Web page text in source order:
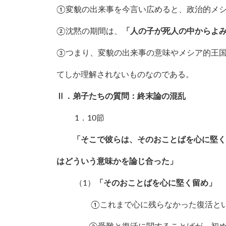
①変貌の出来事を今言い広めると、政治的メ
②沈黙の期間は、 「人の子が死人の中からよ
③つまり、変貌の出来事の意味やメシア的王
てしか理解されないものなのである。
Ⅱ．弟子たちの質問：終末論の混乱
1．10節
「そこで彼らは、そのおことばを心に堅く
はどういう意味かを論じ合った」
（1） 「そのおことばを心に堅く留め」
①これまで心に残らなかった復活と